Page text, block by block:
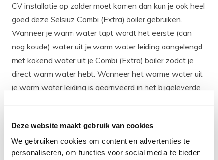
Deze website maakt gebruik van cookies
We gebruiken cookies om content en advertenties te
personaliseren, om functies voor social media te bieden
CV installatie op zolder moet komen dan kun je ook heel
goed deze Selsiuz Combi (Extra) boiler gebruiken.
Wanneer je warm water tapt wordt het eerste (dan
nog koude) water uit je warm water leiding aangelengd
met kokend water uit je Combi (Extra) boiler zodat je
direct warm water hebt. Wanneer het warme water uit
je warm water leiding is gearriveerd in het bijgeleverde
bijmengen van kokend water. Op deze manier heb je
'onbeperkt' warm water. Selsiuz noemt deze manier
Combi Extra Hotfill